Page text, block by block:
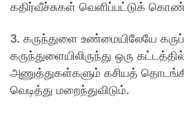
கதிர்வீச்சுகள் வெளிப்பட்டுக்
3. கருந்துளை உண்மையிலேயே
கருந்துளையிலிருந்து ஒரு
அணுத்துகள்களும் கசியத் தொடங்கி
வெடித்து மறைந்துவிடும்.